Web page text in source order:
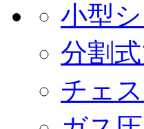
小型
分割
チェ